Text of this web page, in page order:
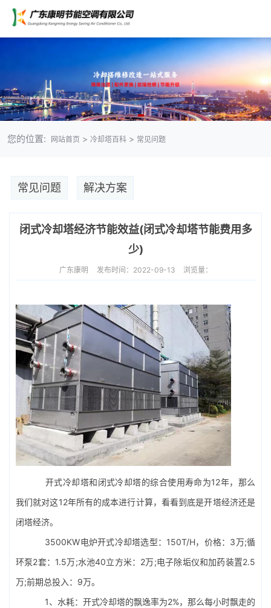
您的位置: 网站首页 > 冷却塔百科> 常见问题
常见问题 解决方案
闭式冷却塔经济节能效益(闭式冷却塔节能费用多
少)
广东康明 发布时间：2022-09-13 浏览量：
开式冷却塔和闭式冷却塔的综合使用寿命为12年，那么
我们就对这12年所有的成本进行计算，看看到底是开塔经济还是
闭塔经济。
3500KW电炉开式冷却塔选型：150T/H，价格：3万;循
环泵2套：1.5万;水池40立方米：2万;电子除垢仪和加药装置2.5
万;前期总投入：9万。
1、水耗：开式冷却塔的飘逸率为2%，那么每小时飘走的